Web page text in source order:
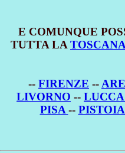
E COMUNQUE
TUTTA LA TOSCANA
-- FIRENZE --
LIVORNO -- LUCCA
PISA -- PISTOIA